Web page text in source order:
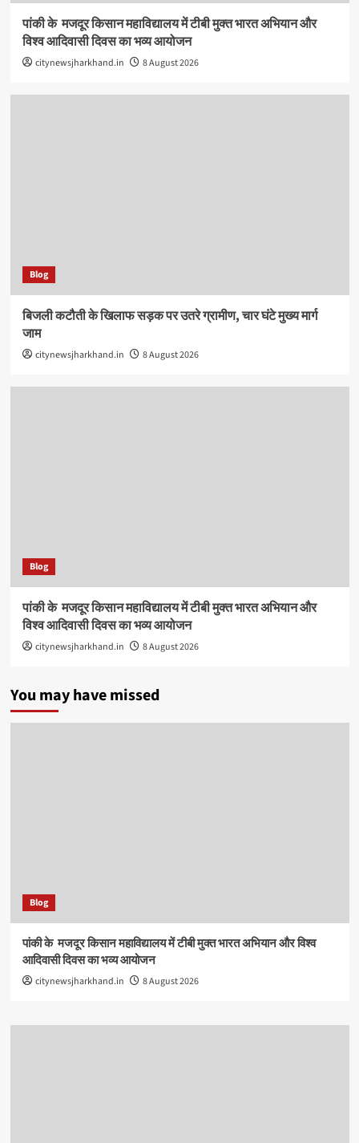
पांकी के ​ मजदूर किसान महाविद्यालय में टीबी मुक्त भारत अभियान और
विश्व आदिवासी दिवस का भव्य आयोजन
citynewsjharkhand.in 8 August 2026
Blog
बिजली कटौती के खिलाफ सड़क पर उतरे ग्रामीण, चार घंटे मुख्य मार्ग
जाम
citynewsjharkhand.in 8 August 2026
Blog
पांकी के ​ मजदूर किसान महाविद्यालय में टीबी मुक्त भारत अभियान और
विश्व आदिवासी दिवस का भव्य आयोजन
citynewsjharkhand.in 8 August 2026
You may have missed
Blog
पांकी के ​ मजदूर किसान महाविद्यालय में टीबी मुक्त भारत अभियान और विश्व
आदिवासी दिवस का भव्य आयोजन
citynewsjharkhand.in 8 August 2026